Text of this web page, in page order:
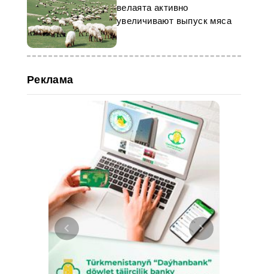
велаята активно
увеличивают выпуск мяса
Реклама